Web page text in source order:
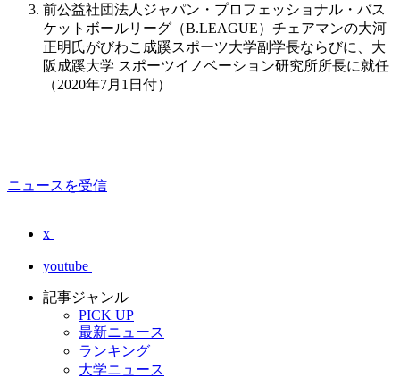
前公益社団法人ジャパン・プロフェッショナル・バス
ケットボールリーグ（B.LEAGUE）チェアマンの大河
正明氏がびわこ成蹊スポーツ大学副学長ならびに、大
阪成蹊大学 スポーツイノベーション研究所所長に就任
（2020年7月1日付）
ニュースを受信
x
youtube
記事ジャンル
PICK UP
最新ニュース
ランキング
大学ニュース